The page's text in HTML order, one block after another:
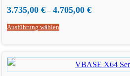
3.735,00 € – 4.705,00 €
Ausführung wählen